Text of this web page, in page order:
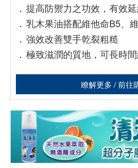
． 提高防禦力之功效，有效
． 乳木果油搭配維他命B5、
． 強效改善雙手乾裂粗糙
． 極致滋潤的質地，可長時
瞭解更多 / 前往